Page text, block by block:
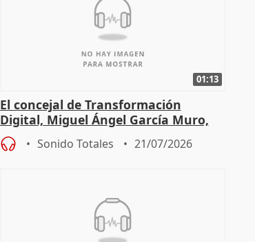
01:13
El concejal de Transformación
Digital, Miguel Ángel García Muro,
sobre la Ordenanza del Dato
Sonido Totales 21/07/2026